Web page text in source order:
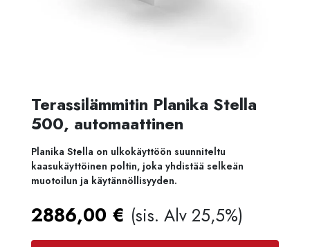
Terassilämmitin Planika Stella
500, automaattinen
Planika Stella on ulkokäyttöön suunniteltu
kaasukäyttöinen poltin, joka yhdistää selkeän
muotoilun ja käytännöllisyyden.
2886,00 € (sis. Alv 25,5%)